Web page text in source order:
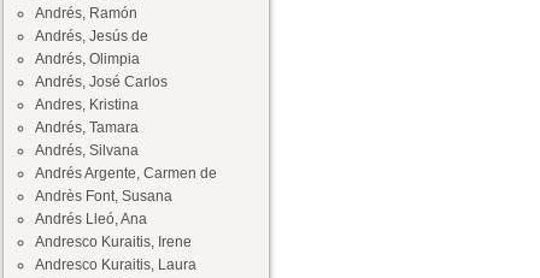
Andrés, Ramón
Andrés, Jesús de
Andrés, Olimpia
Andrés, José Carlos
Andres, Kristina
Andrés, Tamara
Andrés, Silvana
Andrés Argente, Carmen de
Andrès Font, Susana
Andrés Lleó, Ana
Andresco Kuraitis, Irene
Andresco Kuraitis, Laura